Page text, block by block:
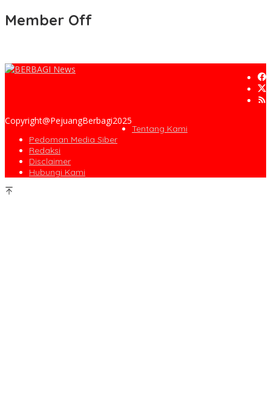
Member Off
Copyright@PejuangBerbagi2025
Tentang Kami
Pedoman Media Siber
Redaksi
Disclaimer
Hubungi Kami